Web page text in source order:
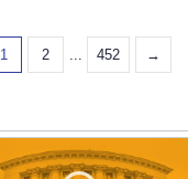
1 2 ... 452 →